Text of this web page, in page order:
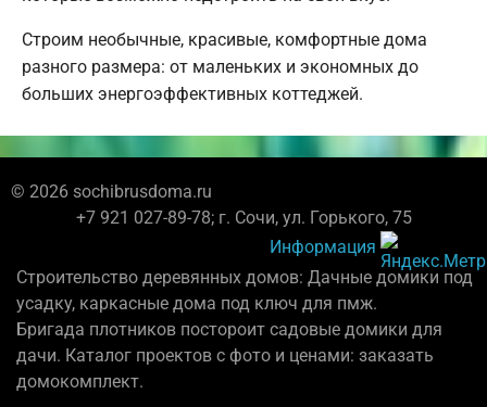
Строим необычные, красивые, комфортные дома
разного размера: от маленьких и экономных до
больших энергоэффективных коттеджей.
© 2026 sochibrusdoma.ru
+7 921 027-89-78; г. Сочи, ул. Горького, 75
Информация
Строительство деревянных домов: Дачные домики под
усадку, каркасные дома под ключ для пмж.
Бригада плотников постороит садовые домики для
дачи. Каталог проектов с фото и ценами: заказать
домокомплект.